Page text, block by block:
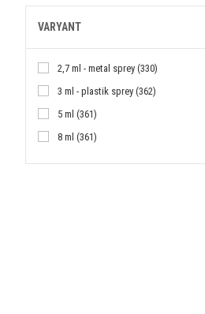
Bond No.9 (8)
Byredo (8)
Carner Barcelona (2)
Celine (1)
Chanel (1)
VARYANT
2,7 ml - metal sprey (330)
3 ml - plastik sprey (362)
5 ml (361)
8 ml (361)